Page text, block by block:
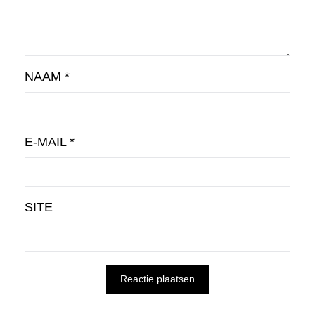
NAAM *
E-MAIL *
SITE